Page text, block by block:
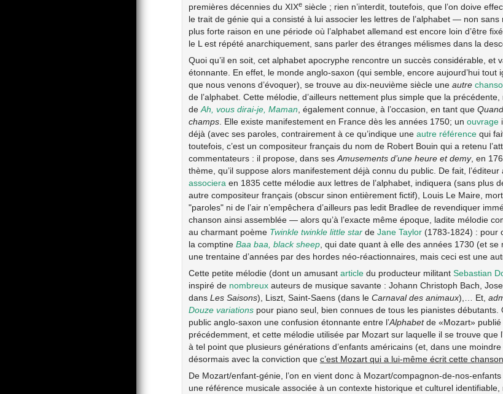
premières décennies du XIXesiècle ; rien n’interdit, toutefois, que l’on doive
le trait de génie qui a consisté à lui associer les lettres de l’alphabet — non
plus forte raison en une période où l’alphabet allemand est encore loin d’être
le L est répété anarchiquement, sans parler des étranges mélismes dans la
Quoi qu’il en soit, cet alphabet apocryphe rencontre un succès considérable, et
étonnante. En effet, le monde anglo-saxon (qui semble, encore aujourd’hui tout
que nous venons d’évoquer), se trouve au dix-neuvième siècle une autre
de l’alphabet. Cette mélodie, d’ailleurs nettement plus simple que la
de Ah, vous dirai-je, Maman , également connue, à l’occasion, en tant que
champs. Elle existe manifestement en France dès les années 1750; un ouvrage
déjà (avec ses paroles, contrairement à ce qu’indique une autre référencequi
toutefois, c’est un compositeur français du nom de Robert Bouin qui a retenu
commentateurs : il propose, dans ses Amusements d’une heure et demy, en
thème, qu’il suppose alors manifestement déjà connu du public. De fait,
associera en 1835 cette mélodie aux lettres de l’alphabet, indiquera (sans plus
autre compositeur français (obscur sinon entièrement fictif), Louis Le Maire, mort
"paroles" ni de l’air n’empêchera d’ailleurs pas ledit Bradlee de revendiquer
chanson ainsi assemblée — alors qu’à l’exacte même époque, ladite mélodie
au charmant poème Twinkle twinkle little starde Jane Taylor(1783-1824) : pour
la comptine Baa baa, black sheep, qui date quant à elle des années 1730 (et se
une trentaine d’années par des hordes néo-réactionnaires, mais ceci est une
Cette petite mélodie (dont un amusant articledu producteur militant Sebastian
inspiré de nombreuxauteurs de musique savante : Johann Christoph Bach,
dans Les Saisons), Liszt, Saint-Saens (dans le Carnaval des animaux),… Et,
Douze variationspour piano seul, bien connues de tous les pianistes débutants.
public anglo-saxon une confusion étonnante entre l’Alphabetde «Mozart» publié
précédemment, et cette mélodie utilisée par Mozart sur laquelle il se trouve que
à tel point que plusieurs générations d’enfants américains (et, dans une
désormais avec la conviction que c’est Mozart qui a lui-même écrit cette chanson
De Mozart/enfant-génie, l’on en vient donc à Mozart/compagnon-de-nos-
une référence musicale associée à un contexte historique et culturel